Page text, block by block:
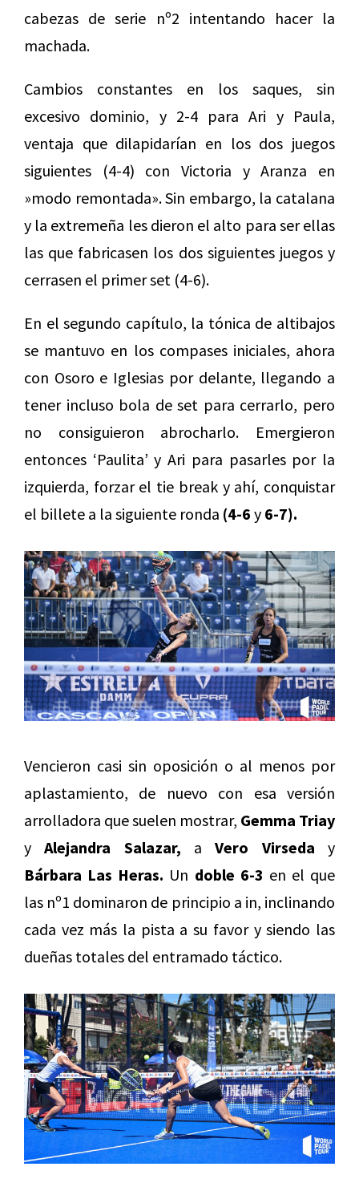
cabezas de serie nº2 intentando hacer la
machada.
Cambios constantes en los saques, sin
excesivo dominio, y 2-4 para Ari y Paula,
ventaja que dilapidarían en los dos juegos
siguientes (4-4) con Victoria y Aranza en
»modo remontada». Sin embargo, la catalana
y la extremeña les dieron el alto para ser ellas
las que fabricasen los dos siguientes juegos y
cerrasen el primer set (4-6).
En el segundo capítulo, la tónica de altibajos
se mantuvo en los compases iniciales, ahora
con Osoro e Iglesias por delante, llegando a
tener incluso bola de set para cerrarlo, pero
no consiguieron abrocharlo. Emergieron
entonces ‘Paulita’ y Ari para pasarles por la
izquierda, forzar el tie break y ahí, conquistar
el billete a la siguiente ronda (4-6 y 6-7).
Vencieron casi sin oposición o al menos por
aplastamiento, de nuevo con esa versión
arrolladora que suelen mostrar, Gemma Triay
yAlejandra Salazar, aVero Virseda y
Bárbara Las Heras. Un doble 6-3 en el que
las nº1 dominaron de principio a in, inclinando
cada vez más la pista a su favor y siendo las
dueñas totales del entramado táctico.